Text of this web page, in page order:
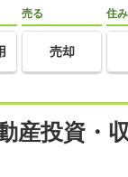
売る
売却
住
産投資・